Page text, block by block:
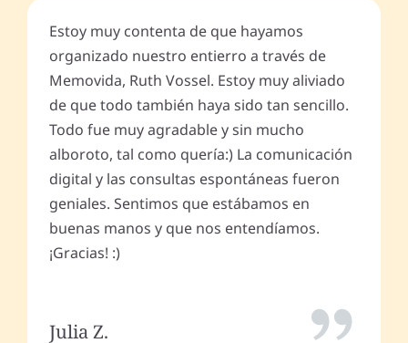
Estoy muy contenta de que hayamos
organizado nuestro entierro a través de
Memovida, Ruth Vossel. Estoy muy aliviado
de que todo también haya sido tan sencillo.
Todo fue muy agradable y sin mucho
alboroto, tal como quería:) La comunicación
digital y las consultas espontáneas fueron
geniales. Sentimos que estábamos en
buenas manos y que nos entendíamos.
¡Gracias! :)
Julia Z.